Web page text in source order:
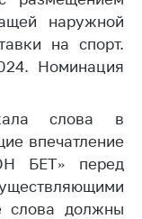
наружной
на спорт.
Номинация
слова в
впечатление
БЕТ» перед
слова должны